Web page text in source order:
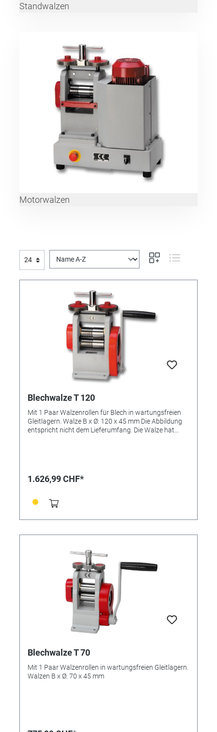
Standwalzen
Motorwalzen
Blechwalze T 120
Mit 1 Paar Walzenrollen für Blech in wartungsfreien
Gleitlagern. Walze B x Ø: 120 x 45 mm Die Abbildung
entspricht nicht dem Lieferumfang. Die Walze hat
1.626,99 CHF*
Blechwalze T 70
Mit 1 Paar Walzenrollen in wartungsfreien Gleitlagern.
Walzen B x Ø: 70 x 45 mm